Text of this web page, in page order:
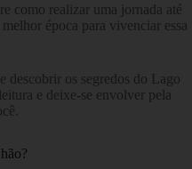
como realizar uma jornada até
época para vivenciar essa
descobrir os segredos do Lago
e deixe-se envolver pela